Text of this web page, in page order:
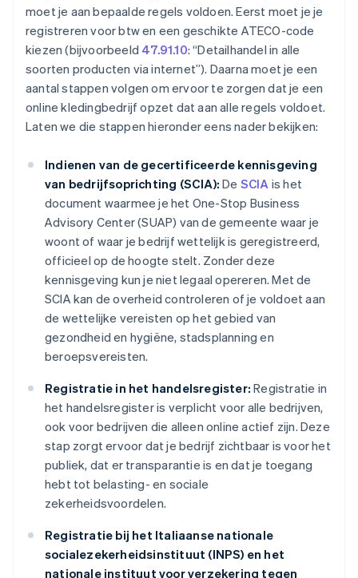
moet je aan bepaalde regels voldoen. Eerst moet je je
registreren voor btw en een geschikte ATECO-code
kiezen (bijvoorbeeld 47.91.10: “Detailhandel in alle
soorten producten via internet”). Daarna moet je een
aantal stappen volgen om ervoor te zorgen dat je een
online kledingbedrijf opzet dat aan alle regels voldoet.
Laten we die stappen hieronder eens nader bekijken:
Indienen van de gecertificeerde kennisgeving
van bedrijfsoprichting (SCIA): De SCIA is het
document waarmee je het One-Stop Business
Advisory Center (SUAP) van de gemeente waar je
woont of waar je bedrijf wettelijk is geregistreerd,
officieel op de hoogte stelt. Zonder deze
kennisgeving kun je niet legaal opereren. Met de
SCIA kan de overheid controleren of je voldoet aan
de wettelijke vereisten op het gebied van
gezondheid en hygiëne, stadsplanning en
beroepsvereisten.
Registratie in het handelsregister: Registratie in
het handelsregister is verplicht voor alle bedrijven,
ook voor bedrijven die alleen online actief zijn. Deze
stap zorgt ervoor dat je bedrijf zichtbaar is voor het
publiek, dat er transparantie is en dat je toegang
hebt tot belasting- en sociale
zekerheidsvoordelen.
Registratie bij het Italiaanse nationale
socialezekerheidsinstituut (INPS) en het
nationale instituut voor verzekering tegen